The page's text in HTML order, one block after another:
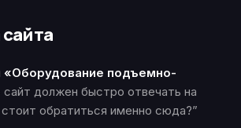
«Оборудование подъемно-
сайт должен быстро отвечать на
обратиться именно сюда?”